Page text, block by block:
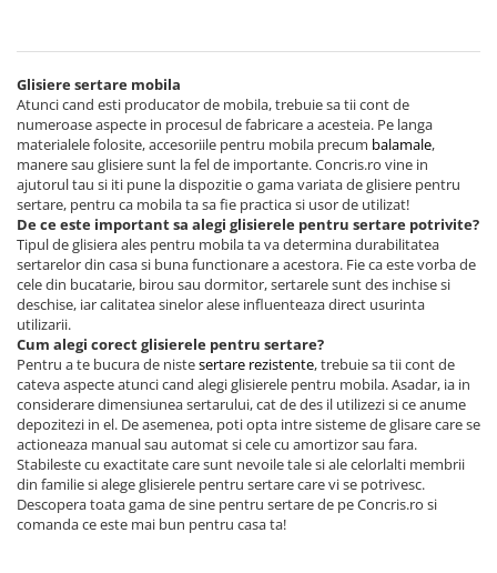
Glisiere sertare mobila
Atunci cand esti producator de mobila, trebuie sa tii cont de
numeroase aspecte in procesul de fabricare a acesteia. Pe langa
materialele folosite, accesoriile pentru mobila precum balamale,
manere sau glisiere sunt la fel de importante. Concris.ro vine in
ajutorul tau si iti pune la dispozitie o gama variata de glisiere pentru
sertare, pentru ca mobila ta sa fie practica si usor de utilizat!
De ce este important sa alegi glisierele pentru sertare potrivite?
Tipul de glisiera ales pentru mobila ta va determina durabilitatea
sertarelor din casa si buna functionare a acestora. Fie ca este vorba de
cele din bucatarie, birou sau dormitor, sertarele sunt des inchise si
deschise, iar calitatea sinelor alese influenteaza direct usurinta
utilizarii.
Cum alegi corect glisierele pentru sertare?
Pentru a te bucura de nistesertare rezistente, trebuie sa tii cont de
cateva aspecte atunci cand alegi glisierele pentru mobila. Asadar, ia in
considerare dimensiunea sertarului, cat de des il utilizezi si ce anume
depozitezi in el. De asemenea, poti opta intre sisteme de glisare care se
actioneaza manual sau automat si cele cu amortizor sau fara.
Stabileste cu exactitate care sunt nevoile tale si ale celorlalti membrii
din familie si alege glisierele pentru sertare care vi se potrivesc.
Descopera toata gama de sine pentru sertare de pe Concris.ro si
comanda ce este mai bun pentru casa ta!